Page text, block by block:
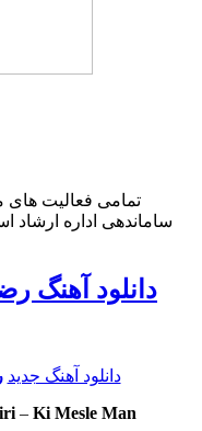
تمامی فعالیت های
ساماندهی اداره ارشاد
دانلود آهنگ
دانلود آهنگ جدید
– Ki Mesle Man